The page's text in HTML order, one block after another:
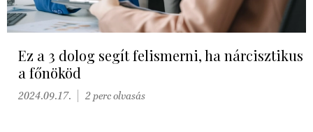
Ez a 3 dolog segít felismerni, ha nárcisztikus
a főnököd
2024.09.17. 2 perc olvasás